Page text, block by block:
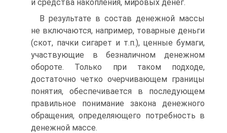
и средства накопления, мировых денег.
В результате в состав денежной массы
не включаются, например, товарные деньги
(скот, пачки сигарет и т.п.), ценные бумаги,
участвующие в безналичном денежном
обороте. Только при таком подходе,
достаточно четко очерчивающем границы
понятия, обеспечивается в последующем
правильное понимание закона денежного
обращения, определяющего потребность в
денежной массе.